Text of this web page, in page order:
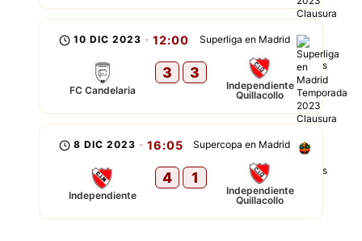
Superliga en Madrid
10 DIC 2023 - 12:00
FC Candelaria
3 3
Independiente
Quillacollo
Supercopa en Madrid
8 DIC 2023 - 16:05
Independiente
4 1
Independiente
Quillacollo